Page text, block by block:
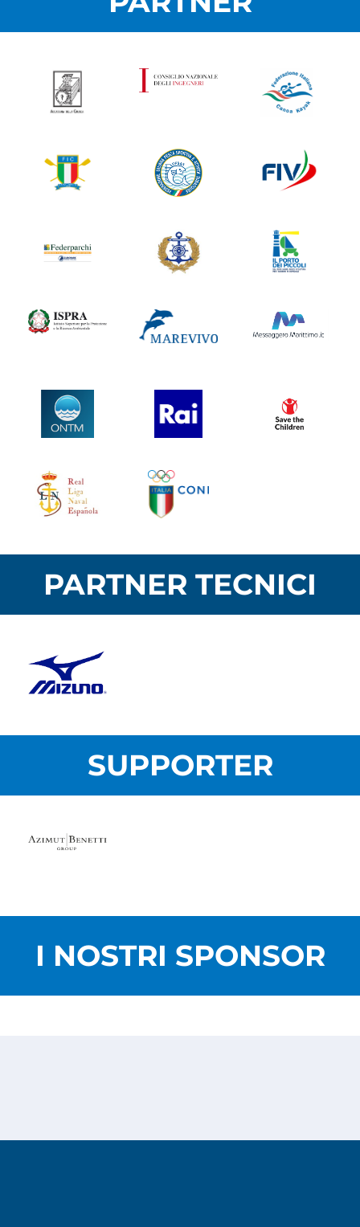
PARTNER TECNICI
SUPPORTER
I NOSTRI SPONSOR